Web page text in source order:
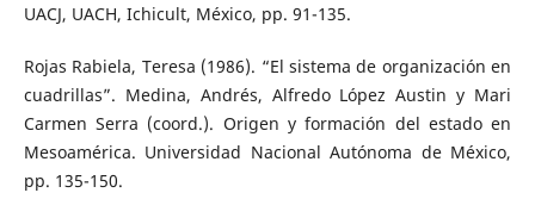
UACJ, UACH, Ichicult, México, pp. 91-135.
Rojas Rabiela, Teresa (1986). “El sistema de organización en
cuadrillas”. Medina, Andrés, Alfredo López Austin y Mari
Carmen Serra (coord.). Origen y formación del estado en
Mesoamérica. Universidad Nacional Autónoma de México,
pp. 135-150.